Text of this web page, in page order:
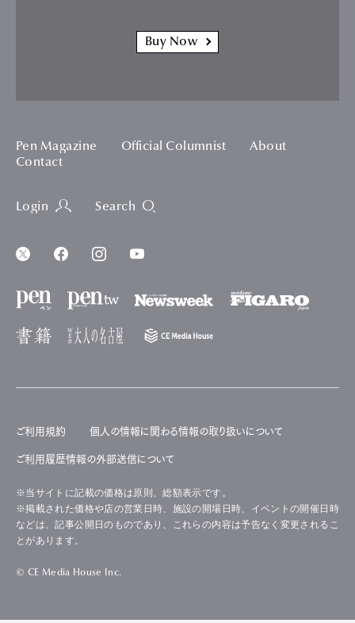
Buy Now
Pen Magazine Official Columnist
About
Contact
Login Search
ご利用規約 個人の情報に関わる情報の取り扱いについて
ご利用履歴情報の外部送信について
※当サイトに記載の価格は原則、総額表示です。
※掲載された価格や店の営業日時、施設の開場日時、イベントの開催日時
などは、記事公開日のものであり、これらの内容は予告なく変更されるこ
とがあります。
© CE Media House Inc.